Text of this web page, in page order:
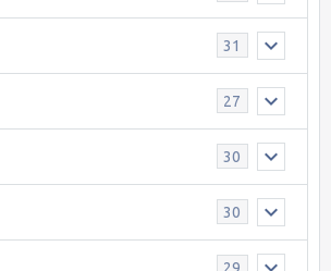
31
27
30
30
29